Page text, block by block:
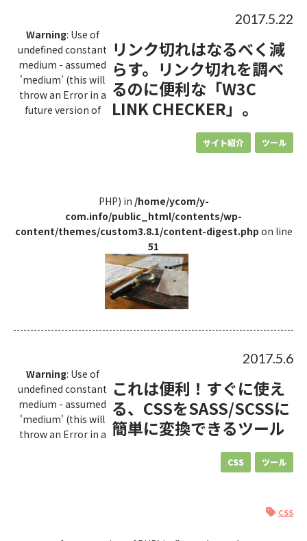
2017.5.22
リンク切れはなるべく減
らす。リンク切れを調べ
るのに便利な「W3C
LINK CHECKER」。
サイト紹介 ツール
Warning: Use of
undefined constant
medium - assumed
'medium' (this will
throw an Error in a
future version of
PHP) in /home/ycom/y-
com.info/public_html/contents/wp-
content/themes/custom3.8.1/content-digest.php on line
51
2017.5.6
これは便利！すぐに使え
る、CSSをSASS/SCSSに
簡単に変換できるツール
CSS ツール
CSS
Warning: Use of
undefined constant
medium - assumed
'medium' (this will
throw an Error in a